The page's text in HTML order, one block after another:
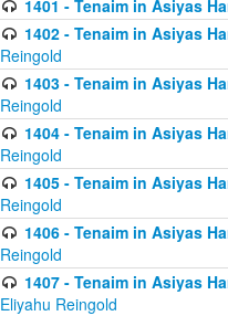
1401 - Tenaim in Asiyas
1402 - Tenaim in Asiyas
Reingold
1403 - Tenaim in Asiyas
Reingold
1404 - Tenaim in Asiyas
Reingold
1405 - Tenaim in Asiyas
Reingold
1406 - Tenaim in Asiyas
Reingold
1407 - Tenaim in Asiyas
Eliyahu Reingold